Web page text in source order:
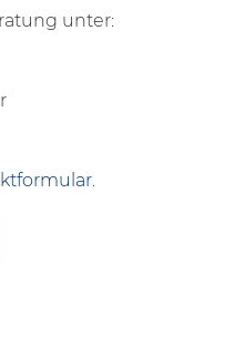
unter:
.